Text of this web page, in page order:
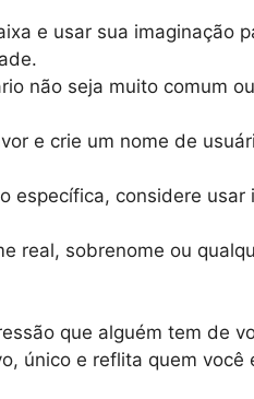
e usar sua imaginação
não seja muito comum ou
e crie um nome de
específica, considere usar
real, sobrenome ou
que alguém tem de
único e reflita quem você